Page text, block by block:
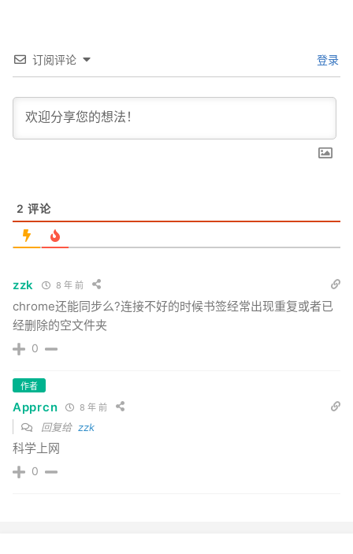
订阅评论 登录
2 评论
zzk 8 年 前
chrome还能同步么?连接不好的时候书签经常出现重复或者已
经删除的空文件夹
0
作者
Apprcn 8 年 前
回复给 zzk
科学上网
0